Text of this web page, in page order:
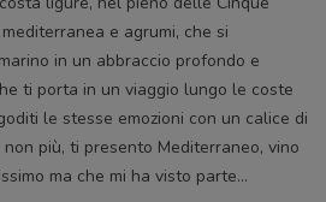
e agrumi, che si
in un abbraccio profondo e
ti porta in un viaggio lungo le coste
le stesse emozioni con un calice di
più, ti presento Mediterraneo, vino
ma che mi ha visto parte...